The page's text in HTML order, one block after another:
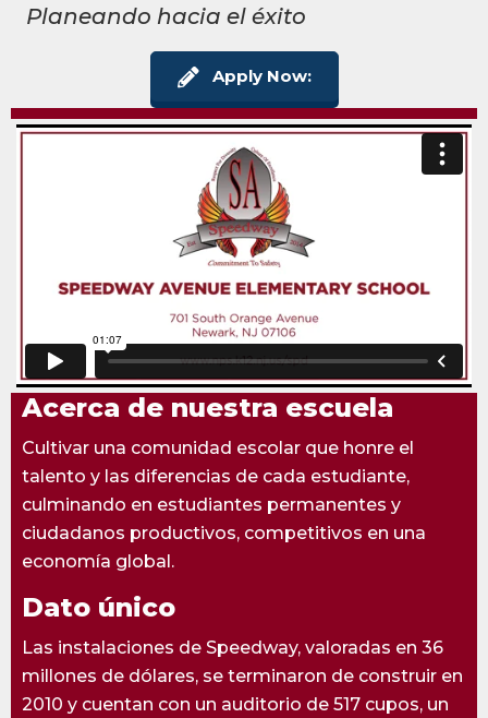
Planeando hacia el éxito
Apply Now:
Acerca de nuestra escuela
Cultivar una comunidad escolar que honre el
talento y las diferencias de cada estudiante,
culminando en estudiantes permanentes y
ciudadanos productivos, competitivos en una
economía global.
Dato único
Las instalaciones de Speedway, valoradas en 36
millones de dólares, se terminaron de construir en
2010 y cuentan con un auditorio de 517 cupos, un